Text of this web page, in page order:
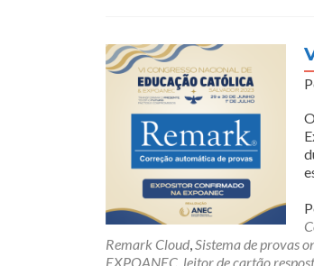
Remark Cloud,Sistema de provas
EXPOANEC, leitor de cartão